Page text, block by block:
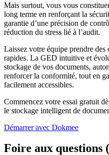
Mais surtout, vous vous
long terme en renforçant la
garantie d’une précision de
réduction du stress lié à l’audit.
Laissez votre équipe prendre
rapides. La GED intuitive et
stockage de vos documents,
renforcer la conformité, tout en
facilement accessibles.
Commencez votre essai gratuit
le stockage intelligent de
Démarrer avec Dokmee
Foire aux questions